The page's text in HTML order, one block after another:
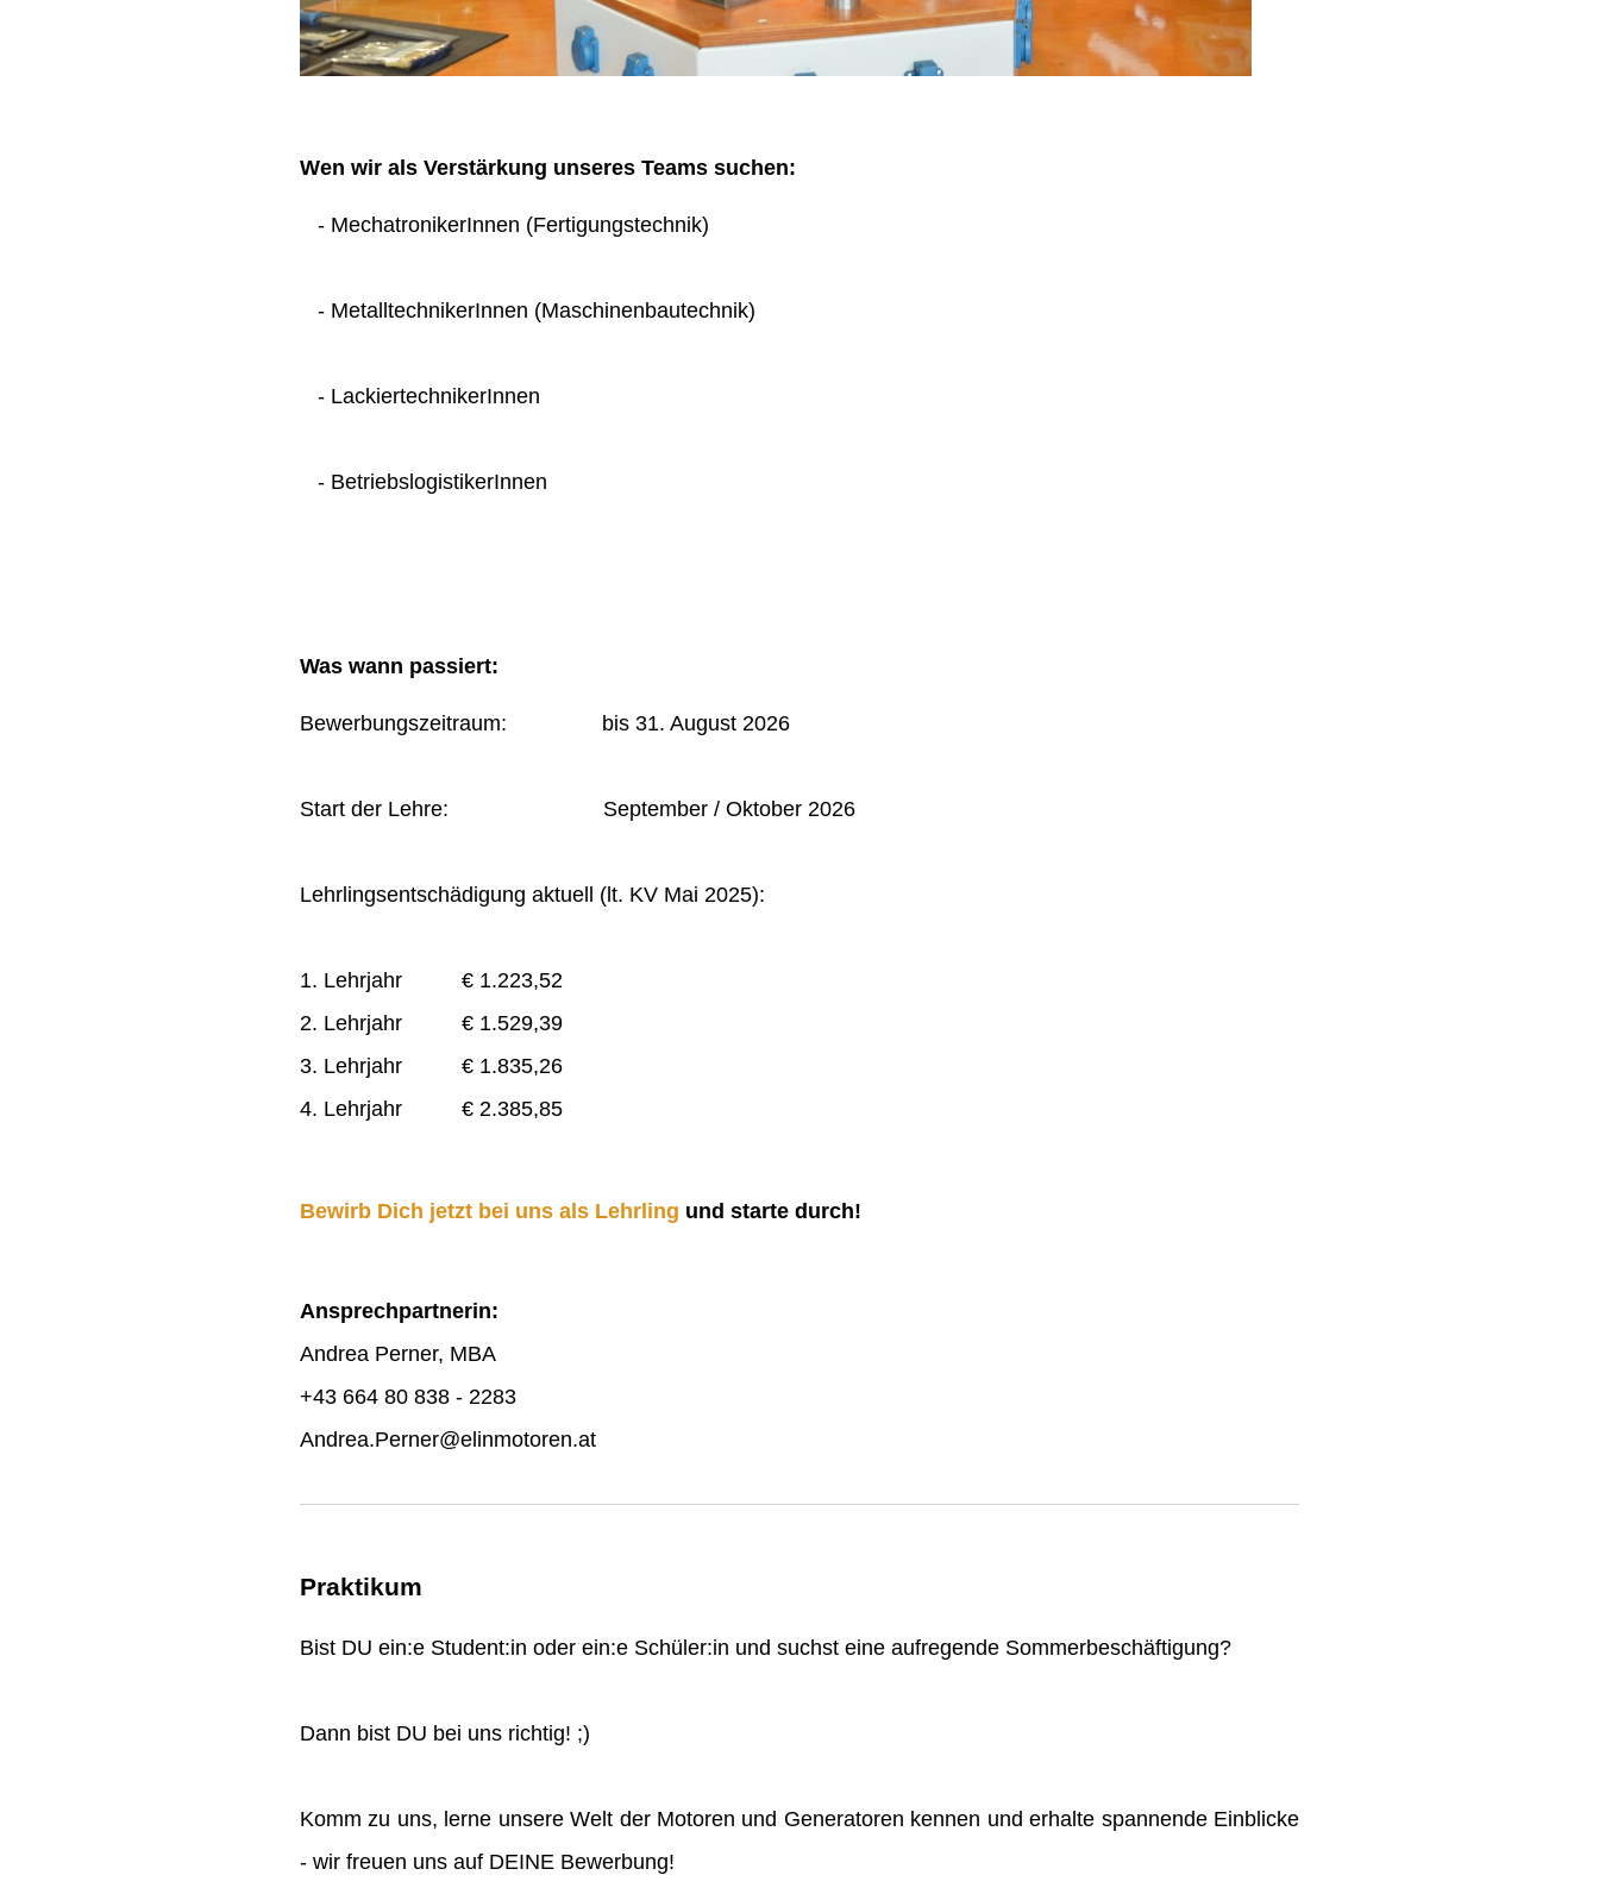
Wen wir als Verstärkung unseres Teams suchen:
- MechatronikerInnen (Fertigungstechnik)
- MetalltechnikerInnen (Maschinenbautechnik)
- LackiertechnikerInnen
- BetriebslogistikerInnen
Was wann passiert:
Bewerbungszeitraum: bis 31. August 2026
Start der Lehre: September / Oktober 2026
Lehrlingsentschädigung aktuell (lt. KV Mai 2025):
1. Lehrjahr € 1.223,52
2. Lehrjahr € 1.529,39
3. Lehrjahr € 1.835,26
4. Lehrjahr € 2.385,85
Bewirb Dich jetzt bei uns als Lehrling und starte durch!
Ansprechpartnerin:
Andrea Perner, MBA
+43 664 80 838 - 2283
Andrea.Perner@elinmotoren.at
Praktikum
Bist DU ein:e Student:in oder ein:e Schüler:in und suchst eine aufregende Sommerbeschäftigung?
Dann bist DU bei uns richtig! ;)
Komm zu uns, lerne unsere Welt der Motoren und Generatoren kennen und erhalte spannende Einblicke
- wir freuen uns auf DEINE Bewerbung!